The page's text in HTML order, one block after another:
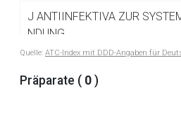
J ANTIINFEKTIVA ZUR
NDUNG
ANTINEOPLASTISCHE UND
RENDE MITTEL
Quelle: ATC-Index mit DDD-Angaben für
Präparate ( 0 )